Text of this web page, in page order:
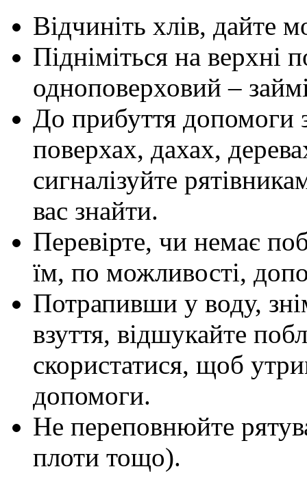
Відчиніть хлів, дайте
Підніміться на
одноповерховий –
До прибуття допомоги
поверхах, дахах,
сигналізуйте
вас знайти.
Перевірте, чи немає
їм, по можливості,
Потрапивши у воду,
взуття, відшукайте
скористатися, щоб
допомоги.
Не переповнюйте
плоти тощо).